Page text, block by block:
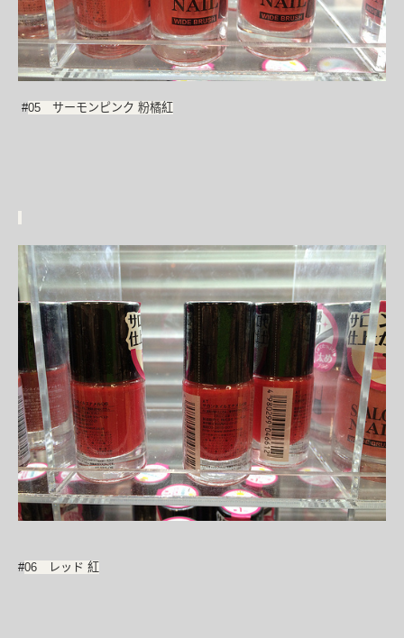
#05 サーモンピンク 粉橘紅
#06 レッド 紅